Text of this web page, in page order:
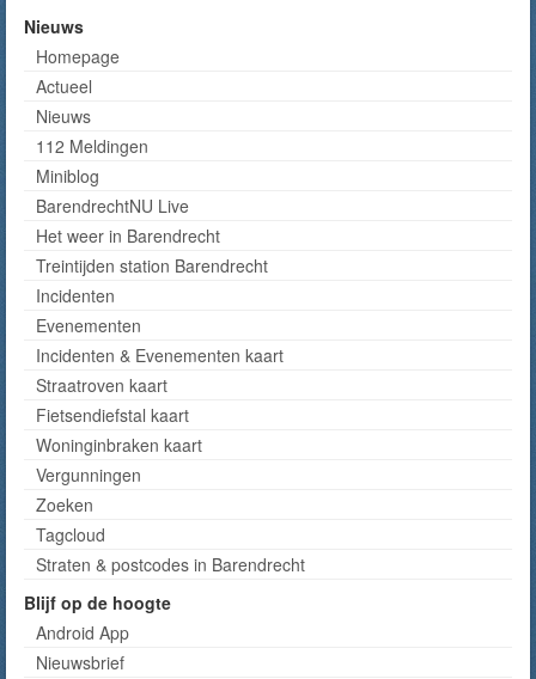
Nieuws
Homepage
Actueel
Nieuws
112 Meldingen
Miniblog
BarendrechtNU Live
Het weer in Barendrecht
Treintijden station Barendrecht
Incidenten
Evenementen
Incidenten & Evenementen kaart
Straatroven kaart
Fietsendiefstal kaart
Woninginbraken kaart
Vergunningen
Zoeken
Tagcloud
Straten & postcodes in Barendrecht
Blijf op de hoogte
Android App
Nieuwsbrief